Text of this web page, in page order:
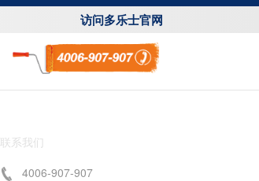
访问多乐士官网
联系我们
4006-907-907